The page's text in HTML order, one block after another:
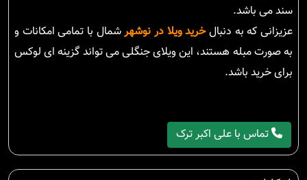
سند می باشد.
عزیزانی که به دنبالخرید ویلا در نوشهرشمال با تمامی امکانات و
به صورت مبله هستند، این ویلای جنگلی می تواند گزینه ای لوکس
برای خرید باشد.
تماس با علی اکبر ترک